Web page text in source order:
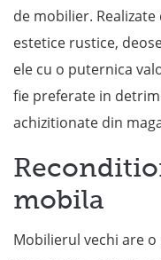
de mobilier.
estetice rustice,
ele cu o puternica
fie preferate in
achizitionate din
mobila
Mobilierul vechi are